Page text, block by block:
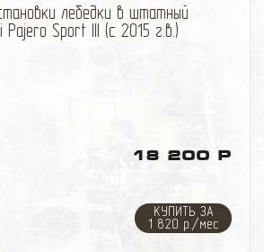
лебедки в штатный
Pajero Sport III (с 2015 г.в.)
18 200 Р
КУПИТЬ ЗА
1 820 р./мес